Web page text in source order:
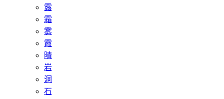
露
霜
雾
霞
晴
岩
洞
石